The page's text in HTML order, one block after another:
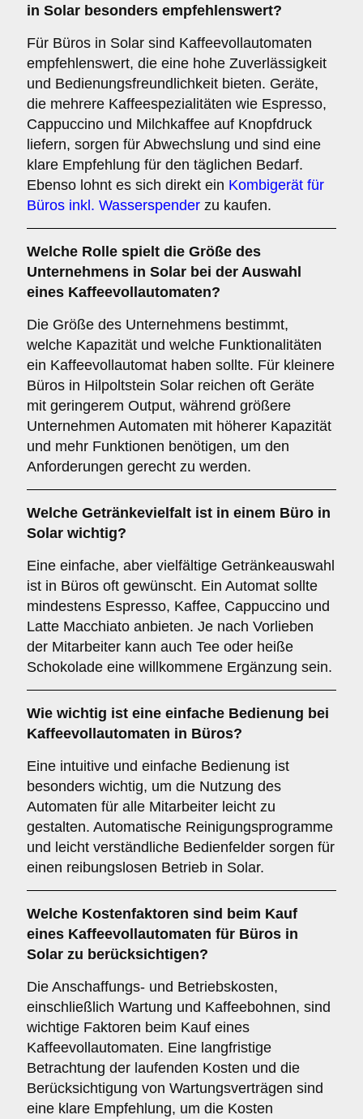
in Solar besonders empfehlenswert?
Für Büros in Solar sind Kaffeevollautomaten
empfehlenswert, die eine hohe Zuverlässigkeit
und Bedienungsfreundlichkeit bieten. Geräte,
die mehrere Kaffeespezialitäten wie Espresso,
Cappuccino und Milchkaffee auf Knopfdruck
liefern, sorgen für Abwechslung und sind eine
klare Empfehlung für den täglichen Bedarf.
Ebenso lohnt es sich direkt ein Kombigerät für
Büros inkl. Wasserspender zu kaufen.
Welche Rolle spielt die Größe des
Unternehmens in Solar bei der Auswahl
eines Kaffeevollautomaten?
Die Größe des Unternehmens bestimmt,
welche Kapazität und welche Funktionalitäten
ein Kaffeevollautomat haben sollte. Für kleinere
Büros in Hilpoltstein Solar reichen oft Geräte
mit geringerem Output, während größere
Unternehmen Automaten mit höherer Kapazität
und mehr Funktionen benötigen, um den
Anforderungen gerecht zu werden.
Welche Getränkevielfalt ist in einem Büro in
Solar wichtig?
Eine einfache, aber vielfältige Getränkeauswahl
ist in Büros oft gewünscht. Ein Automat sollte
mindestens Espresso, Kaffee, Cappuccino und
Latte Macchiato anbieten. Je nach Vorlieben
der Mitarbeiter kann auch Tee oder heiße
Schokolade eine willkommene Ergänzung sein.
Wie wichtig ist eine einfache Bedienung bei
Kaffeevollautomaten in Büros?
Eine intuitive und einfache Bedienung ist
besonders wichtig, um die Nutzung des
Automaten für alle Mitarbeiter leicht zu
gestalten. Automatische Reinigungsprogramme
und leicht verständliche Bedienfelder sorgen für
einen reibungslosen Betrieb in Solar.
Welche Kostenfaktoren sind beim Kauf
eines Kaffeevollautomaten für Büros in
Solar zu berücksichtigen?
Die Anschaffungs- und Betriebskosten,
einschließlich Wartung und Kaffeebohnen, sind
wichtige Faktoren beim Kauf eines
Kaffeevollautomaten. Eine langfristige
Betrachtung der laufenden Kosten und die
Berücksichtigung von Wartungsverträgen sind
eine klare Empfehlung, um die Kosten